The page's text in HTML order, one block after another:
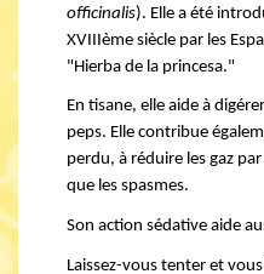
officinalis). Elle a été
XVIIIème siècle par les
"Hierba de la princesa."
En tisane, elle aide à
peps. Elle contribue
perdu, à réduire les gaz
que les spasmes.
Son action sédative aide
Laissez-vous tenter et